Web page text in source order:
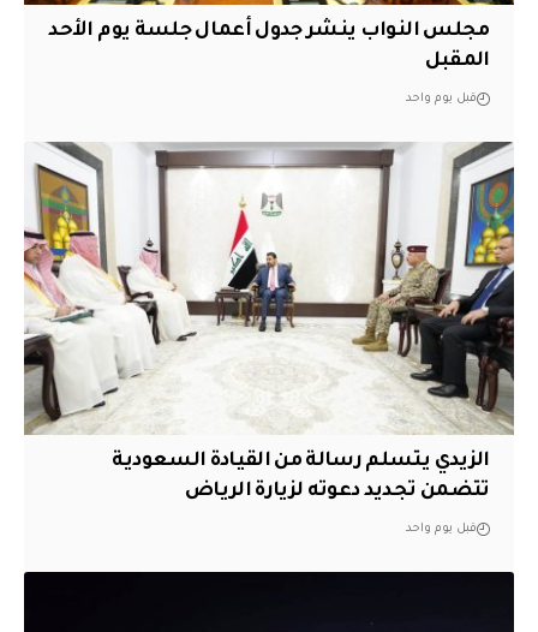
مجلس النواب ينشر جدول أعمال جلسة يوم الأحد
المقبل
قبل يوم واحد
الزيدي يتسلم رسالة من القيادة السعودية
تتضمن تجديد دعوته لزيارة الرياض
قبل يوم واحد